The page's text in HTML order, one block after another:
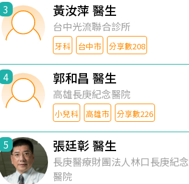
3 黃汝萍 醫生
台中光流聯合診所
牙科 台中市 分享數208
4 郭和昌 醫生
高雄長庚紀念醫院
小兒科 高雄市 分享數226
5 張廷彰 醫生
長庚醫療財團法人林口長庚紀念
醫院